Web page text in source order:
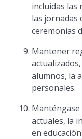
incluidas las
las jornadas
ceremonias
Mantener
alumnos, la
personales.
actuales, la
en